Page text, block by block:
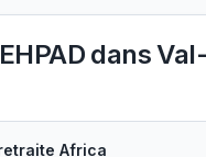
dans
Africa